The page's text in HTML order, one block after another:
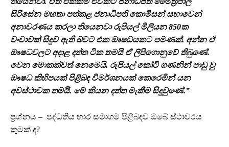
සිරිසේන මහතා පත්කළ ජනාධිපති කොමිසන් සභාවෙන්
අනාවරණය කරලා තියෙනවා රුපියල් මිලියන 850ක
වංචාවක් සිදුව ඇති බවට එක ඖෂධයකට පමණක්. අන්න ඒ
ඖෂධවලට අදාළ දත්ත ටික තමයි ඒ ලිපිගොනුවේ තිබුණේ.
වෙන මොකක්වත් නෙමෙයි. රුපියල් කෝටි ගණනින් පාඩු වු
ඖෂධ කිහිපයක් පිළිබඳ විමර්ශනයක් කෙරෙමින් යන
අවස්ථාවක තමයි. මේ කියන දත්ත මැකීම සිදුවුණේ.”
ප්‍රශ්නය – පද්ධතිය භාර සමාගම පිළිබඳව ඔබේ ස්ථාවරය
කුමක් ද?